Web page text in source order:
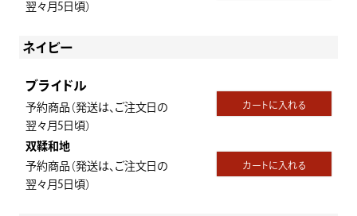
翌々月5日頃）
ネイビー
ブライドル
予約商品（発送は、ご注文日の
翌々月5日頃）
カートに入れる
双鞣和地
予約商品（発送は、ご注文日の
翌々月5日頃）
カートに入れる